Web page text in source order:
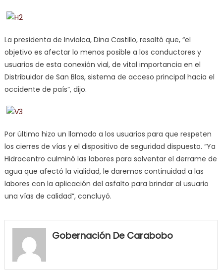
La presidenta de Invialca, Dina Castillo, resaltó que, “el
objetivo es afectar lo menos posible a los conductores y
usuarios de esta conexión vial, de vital importancia en el
Distribuidor de San Blas, sistema de acceso principal hacia el
occidente de país”, dijo.
Por último hizo un llamado a los usuarios para que respeten
los cierres de vías y el dispositivo de seguridad dispuesto. “Ya
Hidrocentro culminó las labores para solventar el derrame de
agua que afectó la vialidad, le daremos continuidad a las
labores con la aplicación del asfalto para brindar al usuario
una vías de calidad”, concluyó.
my
neighbor
mouth
Gobernación De Carabobo